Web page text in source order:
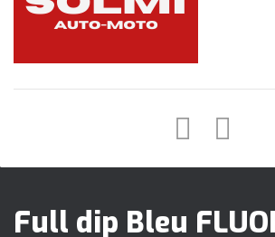
Full dip Bleu